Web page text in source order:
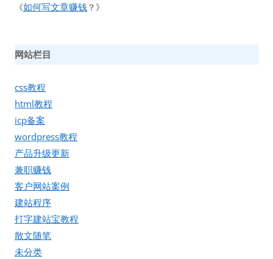
《如何写文章赚钱 ？》
网站栏目
css教程
html教程
icp备案
wordpress教程
产品升级更新
兼职赚钱
客户网站案例
建站程序
打字建站宝教程
散文随笔
未分类